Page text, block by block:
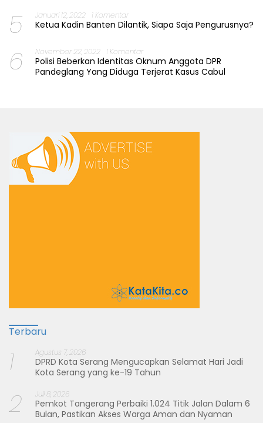
5 Januari 12, 2022 1 Komentar
Ketua Kadin Banten Dilantik, Siapa Saja Pengurusnya?
6 November 22, 2022 1 Komentar
Polisi Beberkan Identitas Oknum Anggota DPR
Pandeglang Yang Diduga Terjerat Kasus Cabul
Terbaru
1 Agustus 7, 2026
DPRD Kota Serang Mengucapkan Selamat Hari Jadi
Kota Serang yang ke-19 Tahun
2 Juli 8, 2026
Pemkot Tangerang Perbaiki 1.024 Titik Jalan Dalam 6
Bulan, Pastikan Akses Warga Aman dan Nyaman